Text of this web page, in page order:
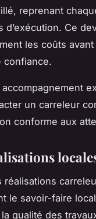
reprenant
d’exécution. Ce
les coûts
confiance.
accompagnement
un carreleur
conforme aux
réalisations
le savoir-faire
qualité des